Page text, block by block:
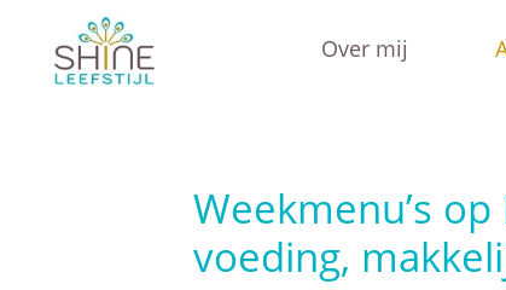
Over mij
Weekmenu’s
voeding,